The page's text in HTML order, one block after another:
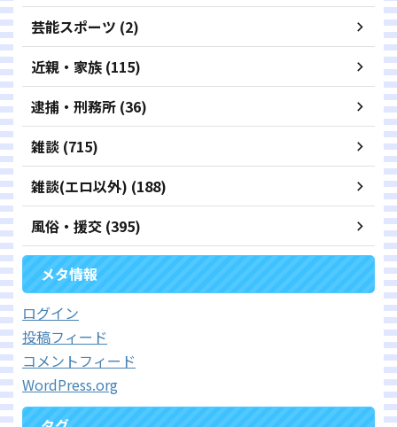
芸能スポーツ (2)
近親・家族 (115)
逮捕・刑務所 (36)
雑談 (715)
雑談(エロ以外) (188)
風俗・援交 (395)
メタ情報
ログイン
投稿フィード
コメントフィード
WordPress.org